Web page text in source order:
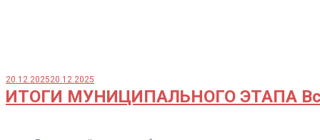
20.12.202520.12.2025
ИТОГИ МУНИЦИПАЛЬНОГО ЭТАПА